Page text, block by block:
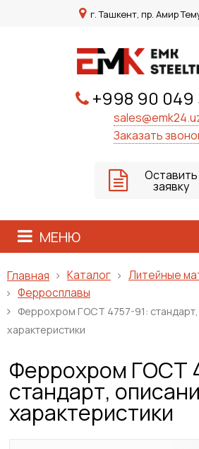
г. Ташкент, пр. Амир
+998 90 049
Заказать
Оставить
заявку
МЕНЮ
Главная Каталог
Литейные
Ферросплавы
Феррохром ГОСТ 4757-91: стандарт,
характеристики
Феррохром ГОСТ
стандарт,
характеристики